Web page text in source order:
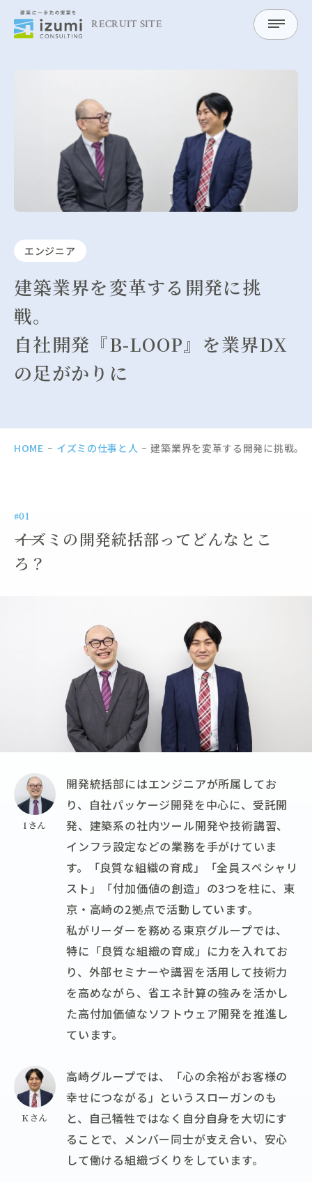
RECRUIT SITE
イズミコンサルティングについて
トップメッセージ
PEOPLE×PROJECT
イズミの仕事と人
BUSINESS
建築環境・防災事業
BIMソリューション事業
ENVIRONMENT
イズミで働く5つのサポート
教育・研修
数字で見るイズミ
新卒採用
キャリア採用
コーポレートサイト
新卒採用 エントリー
キャリア採用 エントリー
エンジニア
建築業界を変革する開発に挑
戦。
自社開発『B-LOOP』を業界DX
の足がかりに
HOME イズミの仕事と人 建築業界を変革する開発に挑戦。
#01
――イズミの開発統括部ってどんなとこ
ろ？
Iさん
開発統括部にはエンジニアが所属してお
り、自社パッケージ開発を中心に、受託開
発、建築系の社内ツール開発や技術講習、
インフラ設定などの業務を手がけていま
す。「良質な組織の育成」「全員スペシャリ
スト」「付加価値の創造」の3つを柱に、東
京・高崎の2拠点で活動しています。
私がリーダーを務める東京グループでは、
特に「良質な組織の育成」に力を入れてお
り、外部セミナーや講習を活用して技術力
を高めながら、省エネ計算の強みを活かし
た高付加価値なソフトウェア開発を推進し
ています。
Kさん
高崎グループでは、「心の余裕がお客様の
幸せにつながる」というスローガンのも
と、自己犠牲ではなく自分自身を大切にす
ることで、メンバー同士が支え合い、安心
して働ける組織づくりをしています。